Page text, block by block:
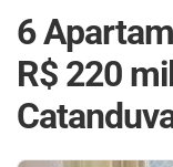
6
R$ 220